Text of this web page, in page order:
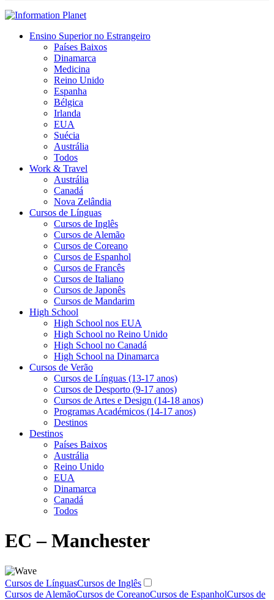
Ensino Superior no Estrangeiro
Países Baixos
Dinamarca
Medicina
Reino Unido
Espanha
Bélgica
Irlanda
EUA
Suécia
Austrália
Todos
Work & Travel
Austrália
Canadá
Nova Zelândia
Cursos de Línguas
Cursos de Inglês
Cursos de Alemão
Cursos de Coreano
Cursos de Espanhol
Cursos de Francês
Cursos de Italiano
Cursos de Japonês
Cursos de Mandarim
High School
High School nos EUA
High School no Reino Unido
High School no Canadá
High School na Dinamarca
Cursos de Verão
Cursos de Línguas (13-17 anos)
Cursos de Desporto (9-17 anos)
Cursos de Artes e Design (14-18 anos)
Programas Académicos (14-17 anos)
Destinos
Destinos
Países Baixos
Austrália
Reino Unido
EUA
Dinamarca
Canadá
Todos
EC – Manchester
Cursos de LínguasCursos de Inglês
Cursos de AlemãoCursos de CoreanoCursos de EspanholCursos de